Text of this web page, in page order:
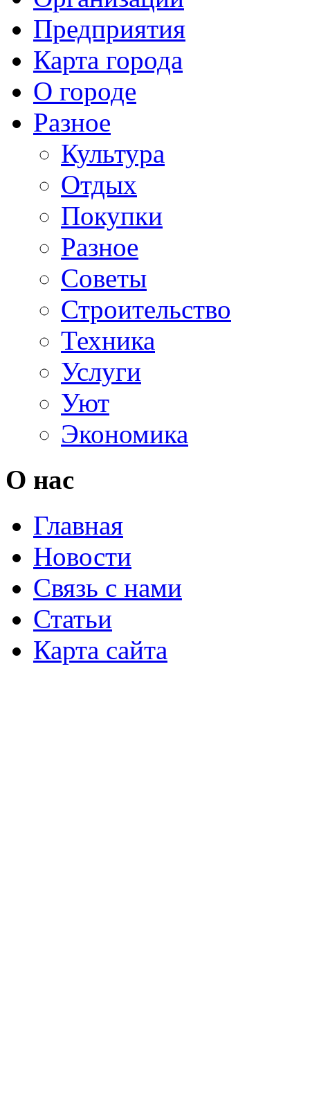
Предприятия
Карта города
О городе
Разное
Культура
Отдых
Покупки
Разное
Советы
Строительство
Техника
Услуги
Уют
Экономика
О нас
Главная
Новости
Связь с нами
Статьи
Карта сайта